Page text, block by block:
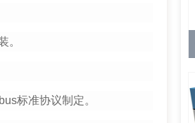
。
标准协议制定。